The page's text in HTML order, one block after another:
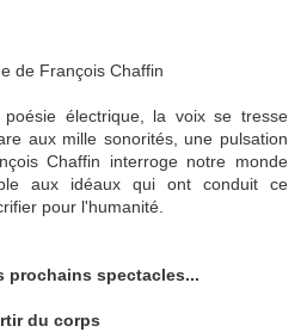
de François Chaffin
électrique, la voix se tresse
aux mille sonorités, une pulsation
Chaffin interroge notre monde
aux idéaux qui ont conduit ce
pour l'humanité.
prochains spectacles...
du corps